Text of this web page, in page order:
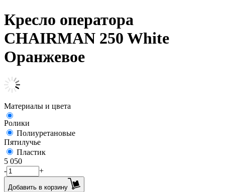
Кресло оператора
CHAIRMAN 250 White
Оранжевое
Материалы и цвета
Ролики
Полиуретановые
Пятилучье
Пластик
5 050
-
+
Добавить в корзину